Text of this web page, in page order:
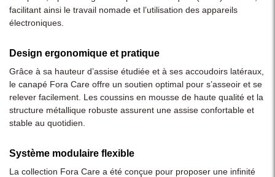
facilitant ainsi le travail nomade et l’utilisation des appareils
électroniques.
Design ergonomique et pratique
Grâce à sa hauteur d’assise étudiée et à ses accoudoirs latéraux,
le canapé Fora Care offre un soutien optimal pour s’asseoir et se
relever facilement. Les coussins en mousse de haute qualité et la
structure métallique robuste assurent une assise confortable et
stable au quotidien.
Système modulaire flexible
La collection Fora Care a été conçue pour proposer une infinité